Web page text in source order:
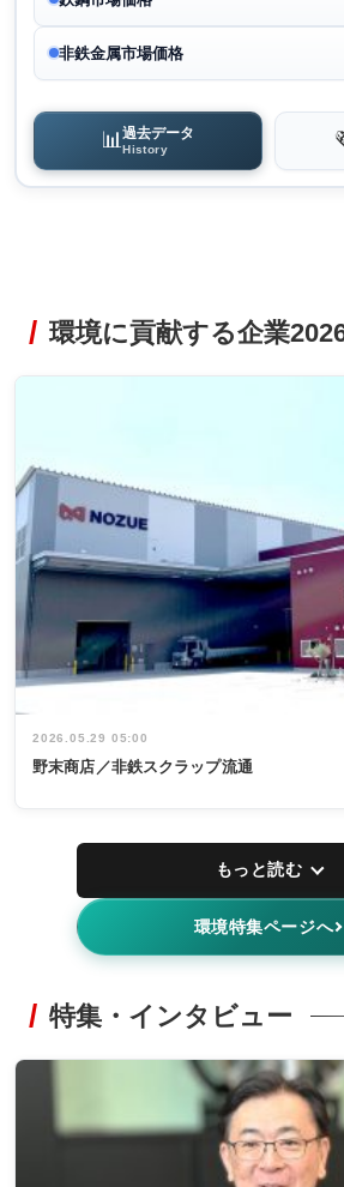
非鉄金属市場価格
📊過去データ
History
環境に貢献する企業
2026.05.29 05:00
野末商店／非鉄スクラップ流通
もっと読む
環境特集ページへ
特集・インタビュー